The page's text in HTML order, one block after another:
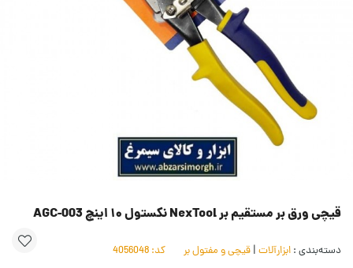
قیچی ورق بر مستقیم بر NexTool نکستول ۱۰ اینچ AGC-003
دسته‌بندی : ابزارآلات | قیچی و مفتول بر کد: